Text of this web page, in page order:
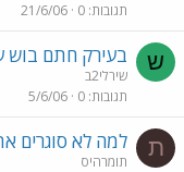
תגובות 0
21/6/06
ש בעירק חתם בוש
שירלי2ב
תגובות 0
5/6/06
ת למה לא סוגרים
תומרהיס